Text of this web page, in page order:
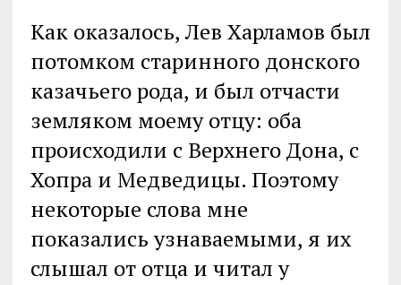
Как оказалось, Лев Харламов был
потомком старинного донского
казачьего рода, и был отчасти
земляком моему отцу: оба
происходили с Верхнего Дона, с
Хопра и Медведицы. Поэтому
некоторые слова мне
показались узнаваемыми, я их
слышал от отца и читал у